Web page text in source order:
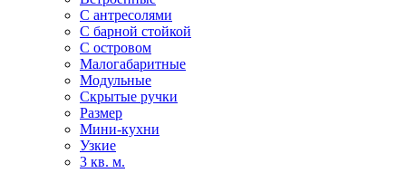
С антресолями
С барной стойкой
С островом
Малогабаритные
Модульные
Скрытые ручки
Размер
Мини-кухни
Узкие
3 кв. м.